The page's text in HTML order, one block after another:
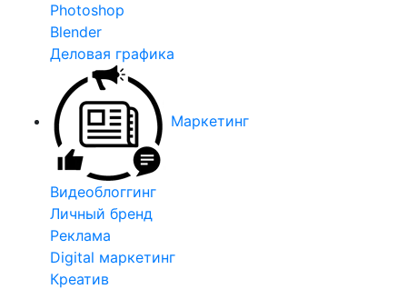
Photoshop
Blender
Деловая графика
Маркетинг
Видеоблоггинг
Личный бренд
Реклама
Digital маркетинг
Креатив